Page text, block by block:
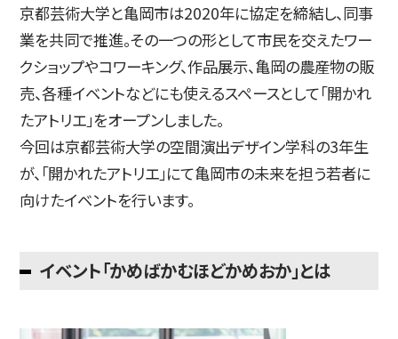
京都芸術大学と亀岡市は2020年に協定を締結し、同事
業を共同で推進。その一つの形として市民を交えたワー
クショップやコワーキング、作品展示、亀岡の農産物の販
売、各種イベントなどにも使えるスペースとして「開かれ
たアトリエ」をオープンしました。
今回は京都芸術大学の空間演出デザイン学科の3年生
が、「開かれたアトリエ」にて亀岡市の未来を担う若者に
向けたイベントを行います。
イベント「かめばかむほどかめおか」とは